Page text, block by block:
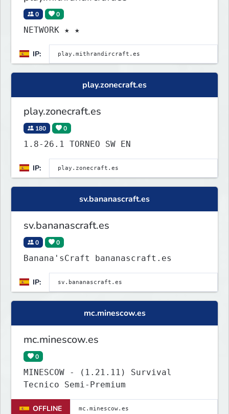
0 0
NETWORK ★ ★
IP:
play.zonecraft.es
play.zonecraft.es
180 0
1.8-26.1 TORNEO SW EN
IP:
sv.bananascraft.es
sv.bananascraft.es
0 0
Banana'sCraft bananascraft.es
IP:
mc.minescow.es
mc.minescow.es
0
MINESCOW - (1.21.11) Survival
Tecnico Semi-Premium
OFFLINE